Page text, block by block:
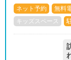
ネット予約 無料
キッズスペース